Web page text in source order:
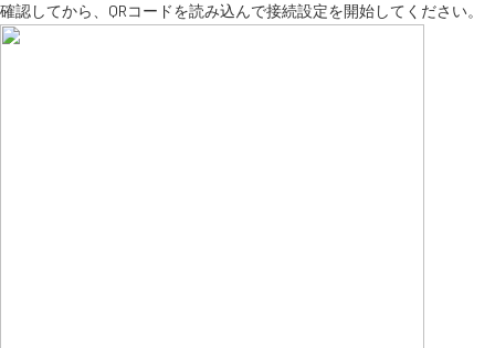
確認してから、QRコードを読み込んで接続設定を開始してください。